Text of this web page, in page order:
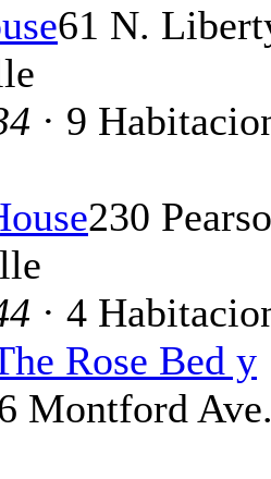
61 N.
· 9
230
· 4
Rose Bed y
Montford